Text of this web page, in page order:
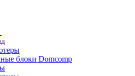
блоки Domcomp